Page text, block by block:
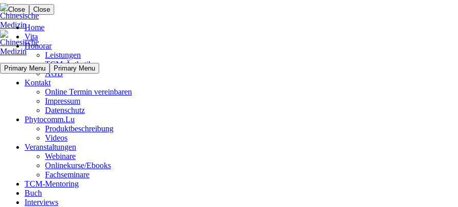
Close Close
Home
Vita
Honorar
Leistungen
TCM-Ästhetik
AGB
Kontakt
Online Termin vereinbaren
Impressum
Datenschutz
Phytocomm.Lu
Produktbeschreibung
Videos
Veranstaltungen
Webinare
Onlinekurse/Ebooks
Fachseminare
TCM-Mentoring
Buch
Interviews
Primary Menu Primary Menu